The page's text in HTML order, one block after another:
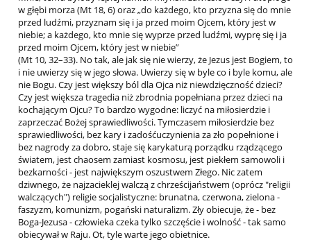
w głębi morza (Mt 18, 6) oraz „do każdego, kto przyzna się do mnie
przed ludźmi, przyznam się i ja przed moim Ojcem, który jest w
niebie; a każdego, kto mnie się wyprze przed ludźmi, wyprę się i ja
przed moim Ojcem, który jest w niebie”
(Mt 10, 32–33). No tak, ale jak się nie wierzy, że Jezus jest Bogiem, to
i nie uwierzy się w jego słowa. Uwierzy się w byle co i byle komu, ale
nie Bogu. Czy jest większy ból dla Ojca niż niewdzięczność dzieci?
Czy jest większa tragedia niż zbrodnia popełniana przez dzieci na
kochającym Ojcu? To bardzo wygodne: liczyć na miłosierdzie i
zaprzeczać Bożej sprawiedliwości. Tymczasem miłosierdzie bez
sprawiedliwości, bez kary i zadośćuczynienia za zło popełnione i
bez nagrody za dobro, staje się karykaturą porządku rządzącego
światem, jest chaosem zamiast kosmosu, jest piekłem samowoli i
bezkarności - jest największym oszustwem Złego. Nic zatem
dziwnego, że najzacieklej walczą z chrześcijaństwem (oprócz "religii
walczących") religie socjalistyczne: brunatna, czerwona, zielona -
faszyzm, komunizm, pogański naturalizm. Zły obiecuje, że - bez
Boga-Jezusa - człowieka czeka tylko szczęście i wolność - tak samo
obiecywał w Raju. Ot, tyle warte jego obietnice.